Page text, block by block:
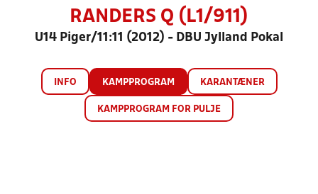
RANDERS Q (L1/911)
U14 Piger/11:11 (2012) - DBU Jylland Pokal
INFO KAMPPROGRAM KARANTÆNER
KAMPPROGRAM FOR PULJE